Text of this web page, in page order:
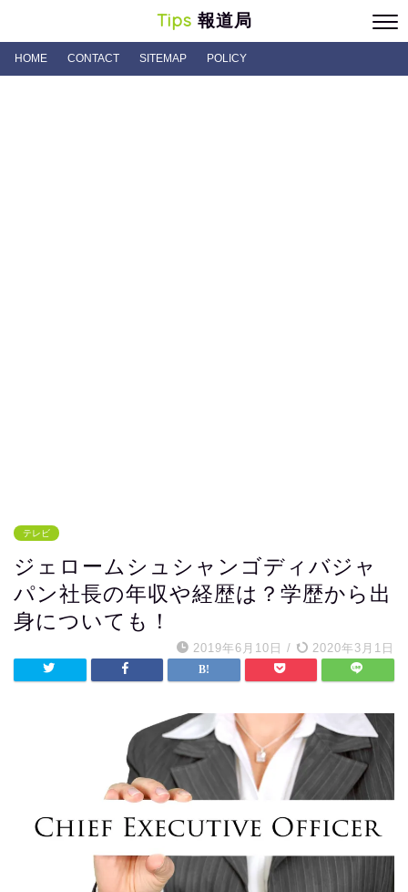
Tips 報道局
HOME CONTACT SITEMAP POLICY
テレビ
ジェロームシュシャンゴディバジャ
パン社長の年収や経歴は？学歴から出
身についても！
2019年6月10日 / 2020年3月1日